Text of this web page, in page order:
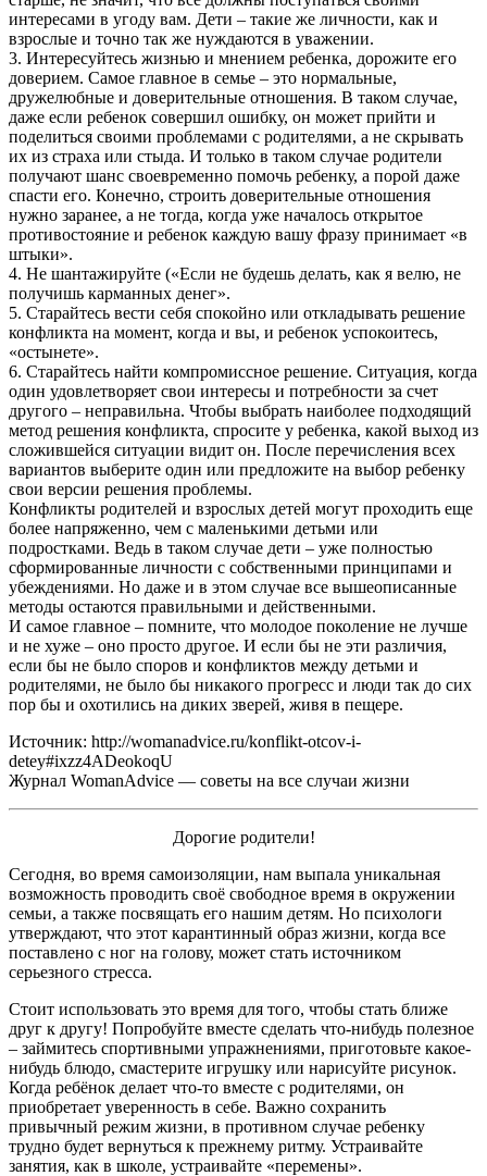
интересами в угоду вам. Дети – такие же личности, как и
взрослые и точно так же нуждаются в уважении.
3. Интересуйтесь жизнью и мнением ребенка, дорожите его
доверием. Самое главное в семье – это нормальные,
дружелюбные и доверительные отношения. В таком случае,
даже если ребенок совершил ошибку, он может прийти и
поделиться своими проблемами с родителями, а не скрывать
их из страха или стыда. И только в таком случае родители
получают шанс своевременно помочь ребенку, а порой даже
спасти его. Конечно, строить доверительные отношения
нужно заранее, а не тогда, когда уже началось открытое
противостояние и ребенок каждую вашу фразу принимает «в
штыки».
4. Не шантажируйте («Если не будешь делать, как я велю, не
получишь карманных денег».
5. Старайтесь вести себя спокойно или откладывать решение
конфликта на момент, когда и вы, и ребенок успокоитесь,
«остынете».
6. Старайтесь найти компромиссное решение. Ситуация, когда
один удовлетворяет свои интересы и потребности за счет
другого – неправильна. Чтобы выбрать наиболее подходящий
метод решения конфликта, спросите у ребенка, какой выход из
сложившейся ситуации видит он. После перечисления всех
вариантов выберите один или предложите на выбор ребенку
свои версии решения проблемы.
Конфликты родителей и взрослых детей могут проходить еще
более напряженно, чем с маленькими детьми или
подростками. Ведь в таком случае дети – уже полностью
сформированные личности с собственными принципами и
убеждениями. Но даже и в этом случае все вышеописанные
методы остаются правильными и действенными.
И самое главное – помните, что молодое поколение не лучше
и не хуже – оно просто другое. И если бы не эти различия,
если бы не было споров и конфликтов между детьми и
родителями, не было бы никакого прогресс и люди так до сих
пор бы и охотились на диких зверей, живя в пещере.
Источник: http://womanadvice.ru/konflikt-otcov-i-
detey#ixzz4ADeokoqU
Журнал WomanAdvice — советы на все случаи жизни
Дорогие родители!
Сегодня, во время самоизоляции, нам выпала уникальная
возможность проводить своё свободное время в окружении
семьи, а также посвящать его нашим детям. Но психологи
утверждают, что этот карантинный образ жизни, когда все
поставлено с ног на голову, может стать источником
серьезного стресса.
Стоит использовать это время для того, чтобы стать ближе
друг к другу! Попробуйте вместе сделать что-нибудь полезное
– займитесь спортивными упражнениями, приготовьте какое-
нибудь блюдо, смастерите игрушку или нарисуйте рисунок.
Когда ребёнок делает что-то вместе с родителями, он
приобретает уверенность в себе. Важно сохранить
привычный режим жизни, в противном случае ребенку
трудно будет вернуться к прежнему ритму. Устраивайте
занятия, как в школе, устраивайте «перемены».